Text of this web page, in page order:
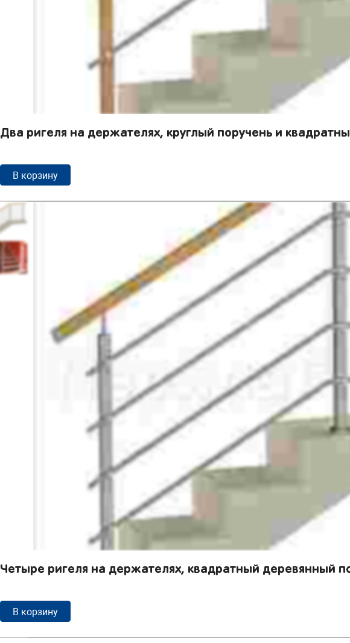
Два ригеля на держателях, круглый поручень и
В корзину
Четыре ригеля на держателях, квадратный деревянный
В корзину